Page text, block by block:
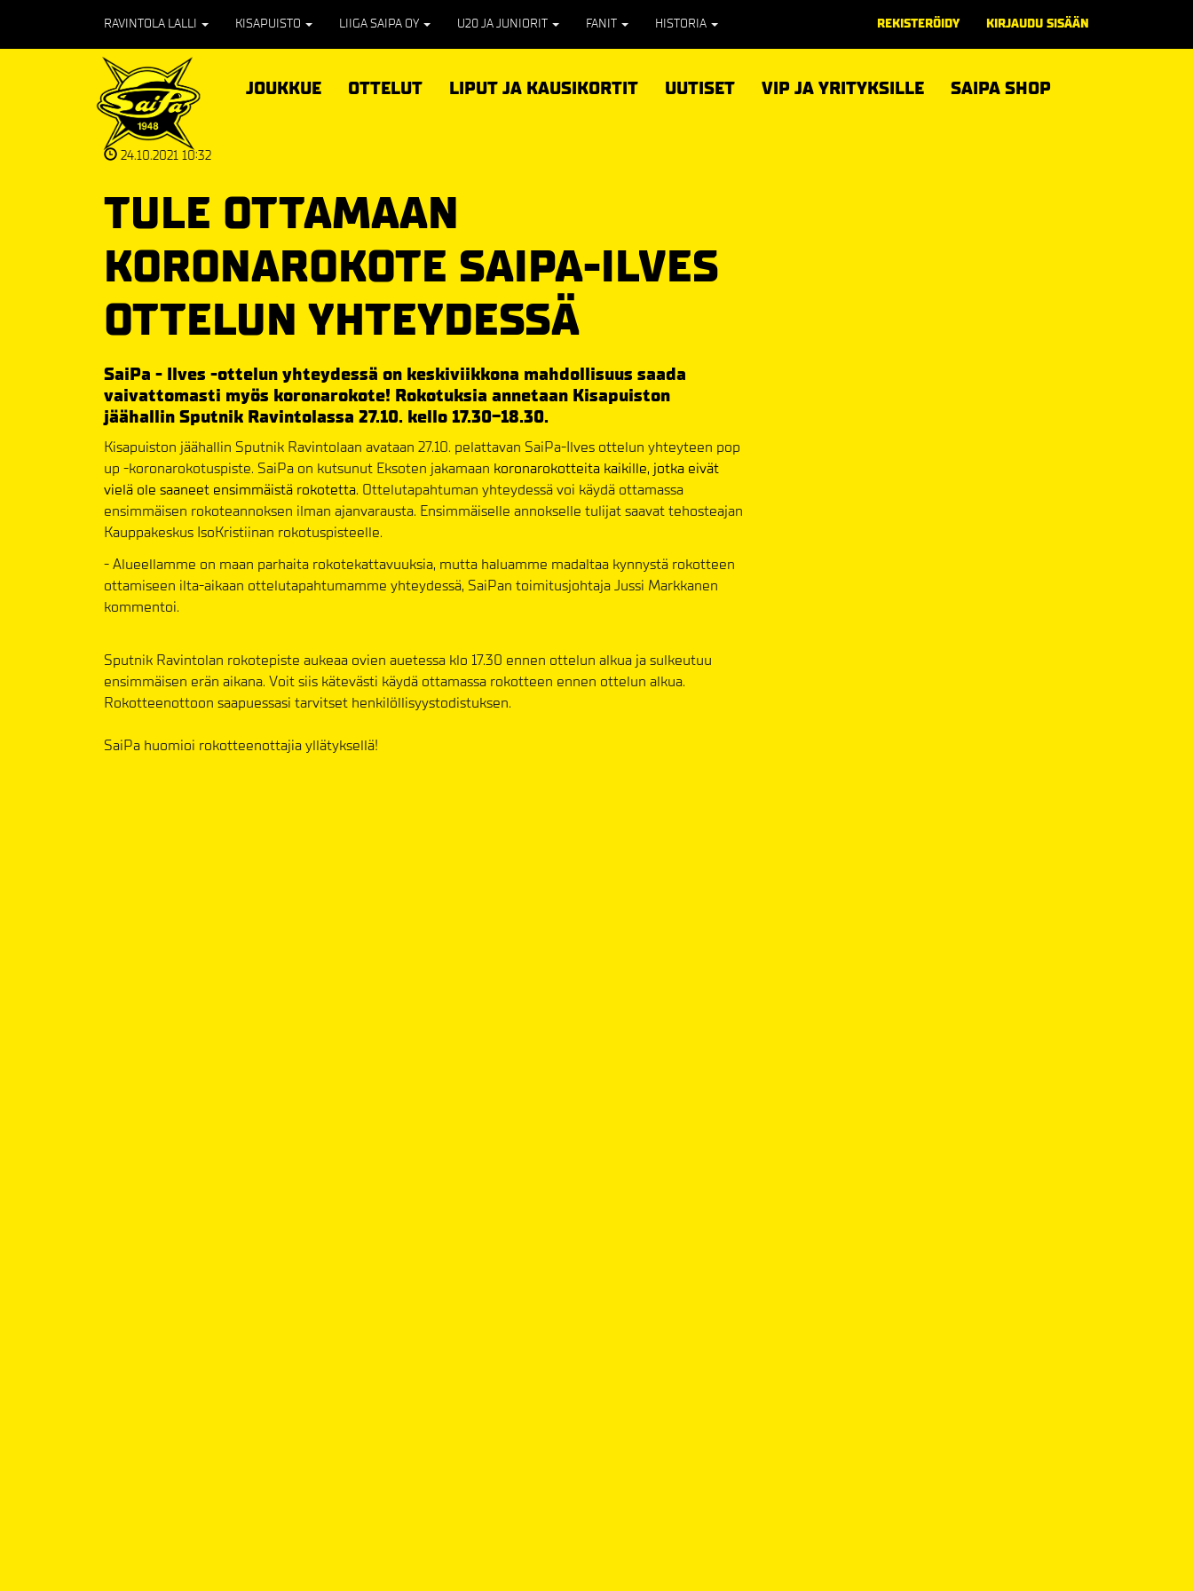
RAVINTOLA LALLI KISAPUISTO LIIGA SAIPA OY U20 JA JUNIORIT FANIT HISTORIA REKISTERÖIDY KIRJAUDU SISÄÄN
JOUKKUE OTTELUT LIPUT JA KAUSIKORTIT UUTISET VIP JA YRITYKSILLE SAIPA SHOP
24.10.2021 10:32
TULE OTTAMAAN
KORONAROKOTE SAIPA-ILVES
OTTELUN YHTEYDESSÄ
SaiPa - Ilves -ottelun yhteydessä on keskiviikkona mahdollisuus saada
vaivattomasti myös koronarokote! Rokotuksia annetaan Kisapuiston
jäähallin Sputnik Ravintolassa 27.10. kello 17.30-18.30.
Kisapuiston jäähallin Sputnik Ravintolaan avataan 27.10. pelattavan SaiPa-Ilves ottelun yhteyteen pop
up -koronarokotuspiste. SaiPa on kutsunut Eksoten jakamaan koronarokotteita kaikille, jotka eivät
vielä ole saaneet ensimmäistä rokotetta. Ottelutapahtuman yhteydessä voi käydä ottamassa
ensimmäisen rokoteannoksen ilman ajanvarausta. Ensimmäiselle annokselle tulijat saavat tehosteajan
Kauppakeskus IsoKristiinan rokotuspisteelle.
- Alueellamme on maan parhaita rokotekattavuuksia, mutta haluamme madaltaa kynnystä rokotteen
ottamiseen ilta-aikaan ottelutapahtumamme yhteydessä, SaiPan toimitusjohtaja Jussi Markkanen
kommentoi.
Sputnik Ravintolan rokotepiste aukeaa ovien auetessa klo 17.30 ennen ottelun alkua ja sulkeutuu
ensimmäisen erän aikana. Voit siis kätevästi käydä ottamassa rokotteen ennen ottelun alkua.
Rokotteenottoon saapuessasi tarvitset henkilöllisyystodistuksen.
SaiPa huomioi rokotteenottajia yllätyksellä!